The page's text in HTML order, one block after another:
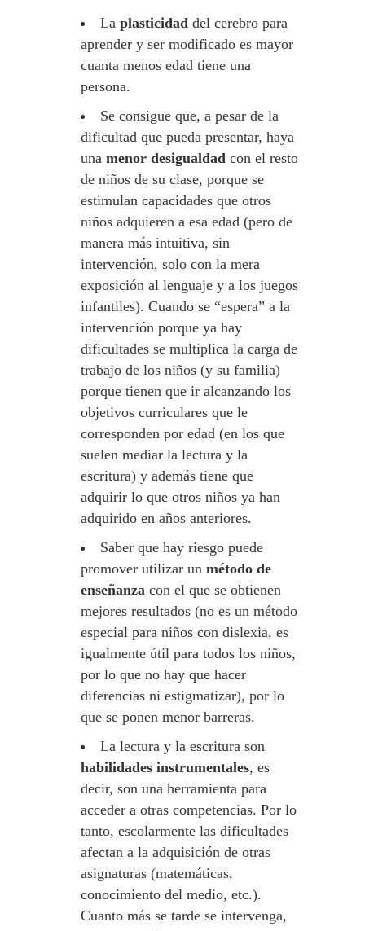
La plasticidad del cerebro para
aprender y ser modificado es mayor
cuanta menos edad tiene una
persona.
Se consigue que, a pesar de la
dificultad que pueda presentar, haya
una menor desigualdad con el resto
de niños de su clase, porque se
estimulan capacidades que otros
niños adquieren a esa edad (pero de
manera más intuitiva, sin
intervención, solo con la mera
exposición al lenguaje y a los juegos
infantiles). Cuando se “espera” a la
intervención porque ya hay
dificultades se multiplica la carga de
trabajo de los niños (y su familia)
porque tienen que ir alcanzando los
objetivos curriculares que le
corresponden por edad (en los que
suelen mediar la lectura y la
escritura) y además tiene que
adquirir lo que otros niños ya han
adquirido en años anteriores.
Saber que hay riesgo puede
promover utilizar un método de
enseñanza con el que se obtienen
mejores resultados (no es un método
especial para niños con dislexia, es
igualmente útil para todos los niños,
por lo que no hay que hacer
diferencias ni estigmatizar), por lo
que se ponen menor barreras.
La lectura y la escritura son
habilidades instrumentales, es
decir, son una herramienta para
acceder a otras competencias. Por lo
tanto, escolarmente las dificultades
afectan a la adquisición de otras
asignaturas (matemáticas,
conocimiento del medio, etc.).
Cuanto más se tarde se intervenga,